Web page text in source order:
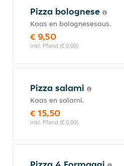
Pizza bolognese
Kaas en bolognesesaus.
€ 9,50
inkl. Pfand (€ 0,00)
Pizza salami
Kaas en salami.
€ 15,50
inkl. Pfand (€ 0,00)